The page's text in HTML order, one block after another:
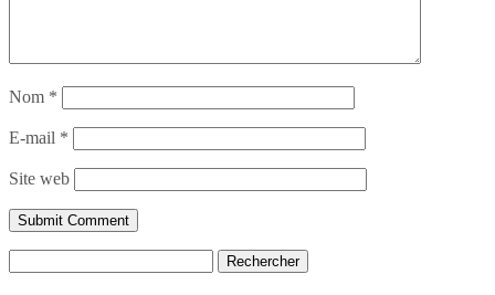
Nom *
E-mail *
Site web